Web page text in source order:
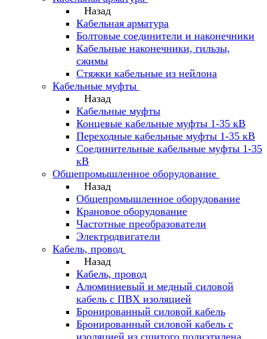
Назад
Кабельная арматура
Болтовые соединители и наконечники
Кабельные наконечники, гильзы,
сжимы
Стяжки кабельные из нейлона
Кабельные муфты
Назад
Кабельные муфты
Концевые кабельные муфты 1-35 кВ
Переходные кабельные муфты 1-35 кВ
Соединительные кабельные муфты 1-35
кВ
Общепромышленное оборудование
Назад
Общепромышленное оборудование
Крановое оборудование
Частотные преобразователи
Электродвигатели
Кабель, провод
Назад
Кабель, провод
Алюминиевый и медный силовой
кабель с ПВХ изоляцией
Бронированный силовой кабель
Бронированный силовой кабель с
изоляцией из сшитого полиэтилена